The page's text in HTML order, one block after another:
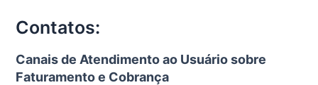
Contatos:
Canais de Atendimento ao Usuário sobre
Faturamento e Cobrança